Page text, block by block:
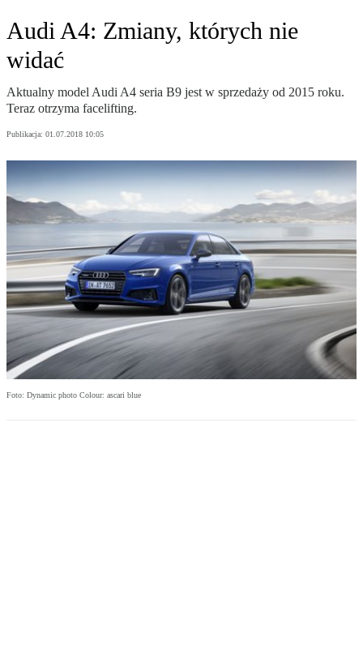
Audi A4: Zmiany, których nie
widać
Aktualny model Audi A4 seria B9 jest w sprzedaży od 2015 roku.
Teraz otrzyma facelifting.
Publikacja: 01.07.2018 10:05
Foto: Dynamic photo Colour: ascari blue